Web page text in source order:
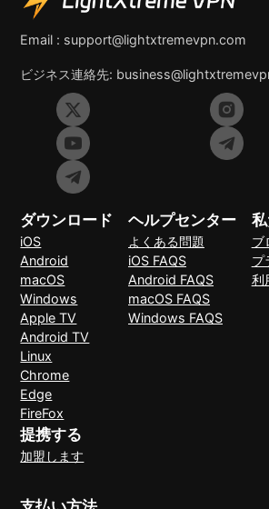
Email : support@lightxtremevpn.com
ビジネス連絡先:
ダウンロード
iOS
Android
macOS
Windows
Apple TV
Android TV
Linux
Chrome
Edge
FireFox
ヘルプセンター
よくある問題
iOS FAQS
Android FAQS
macOS FAQS
Windows FAQS
ブ
プ
利
提携する
加盟します